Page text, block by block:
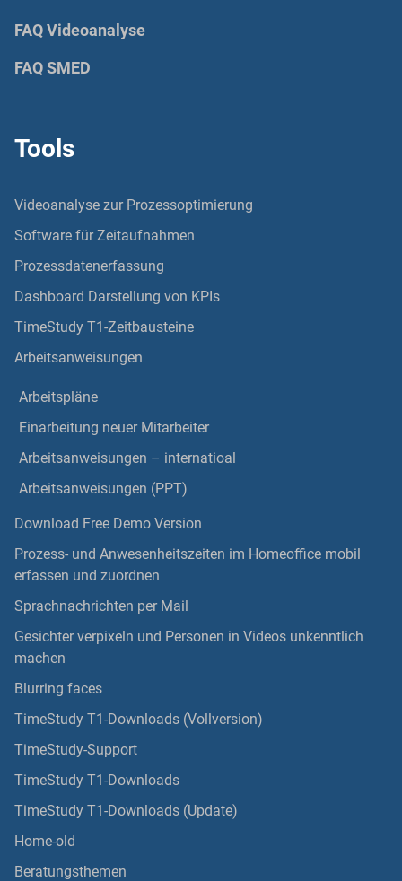
FAQ Videoanalyse
FAQ SMED
Tools
Videoanalyse zur Prozessoptimierung
Software für Zeitaufnahmen
Prozessdatenerfassung
Dashboard Darstellung von KPIs
TimeStudy T1-Zeitbausteine
Arbeitsanweisungen
Arbeitspläne
Einarbeitung neuer Mitarbeiter
Arbeitsanweisungen – internatioal
Arbeitsanweisungen (PPT)
Download Free Demo Version
Prozess- und Anwesenheitszeiten im Homeoffice mobil
erfassen und zuordnen
Sprachnachrichten per Mail
Gesichter verpixeln und Personen in Videos unkenntlich
machen
Blurring faces
TimeStudy T1-Downloads (Vollversion)
TimeStudy-Support
TimeStudy T1-Downloads
TimeStudy T1-Downloads (Update)
Home-old
Beratungsthemen